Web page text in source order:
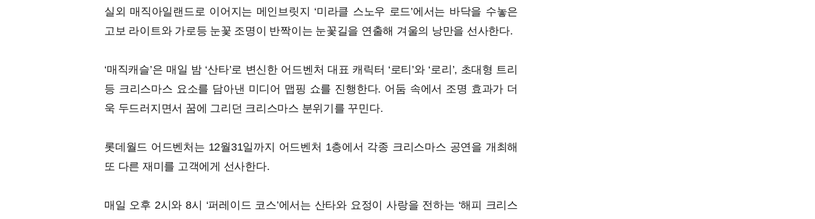
실외 매직아일랜드로 이어지는 메인브릿지 ‘미라클 스노우 로드’에서는 바닥을 수놓은
고보 라이트와 가로등 눈꽃 조명이 반짝이는 눈꽃길을 연출해 겨울의 낭만을 선사한다.
‘매직캐슬’은 매일 밤 ‘산타’로 변신한 어드벤처 대표 캐릭터 ‘로티’와 ‘로리’, 초대형 트리
등 크리스마스 요소를 담아낸 미디어 맵핑 쇼를 진행한다. 어둠 속에서 조명 효과가 더
욱 두드러지면서 꿈에 그리던 크리스마스 분위기를 꾸민다.
롯데월드 어드벤처는 12월31일까지 어드벤처 1층에서 각종 크리스마스 공연을 개최해
또 다른 재미를 고객에게 선사한다.
매일 오후 2시와 8시 ‘퍼레이드 코스’에서는 산타와 요정이 사랑을 전하는 ‘해피 크리스